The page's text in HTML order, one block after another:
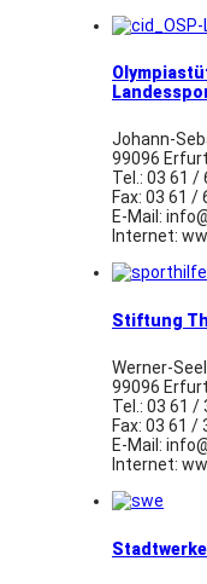
Johann-
99096 Erfurt
Tel.: 03 61 /
Fax: 03 61 /
E-Mail:
Internet:
Stiftung
Werner-
99096 Erfurt
Tel.: 03 61 /
Fax: 03 61 /
E-Mail:
Internet: